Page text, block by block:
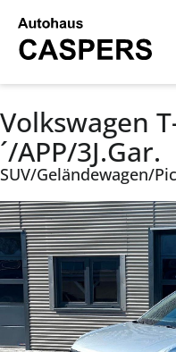
Volkswagen
´/APP/3J.Gar.
SUV/Geländewagen/